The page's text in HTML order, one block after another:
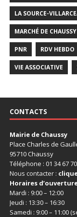
LA SOURCE-
MARCHÉ DE CHAUSSY
PNR RDV HEBDO
VIE ASSOCIATIVE
CONTACTS
Mairie de Chaussy
Place Charles de
95710 Chaussy
Téléphone : 01 34 67
Nous contacter :
Horaires
Mardi : 9:00 – 12:00
Jeudi : 13:30 – 16:30
Samedi : 9:00 – 11:00